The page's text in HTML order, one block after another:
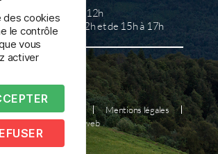
et samedi de 8h à 12h
vendredi de 8h à 12h et de 15h à 17h
Nous contacter
Mentions légales
Réalisé par illicoweb
des cookies
le contrôle
vous
activer